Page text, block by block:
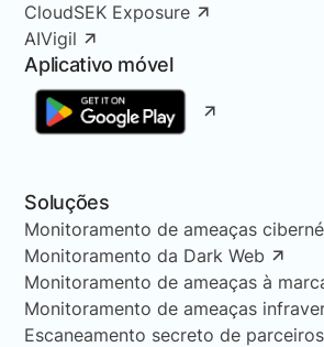
CloudSEK Exposure
AIVigil
Aplicativo móvel
Soluções
Monitoramento de ameaças
Monitoramento da Dark Web
Monitoramento de ameaças à
Monitoramento de ameaças
Escaneamento secreto de parceiros